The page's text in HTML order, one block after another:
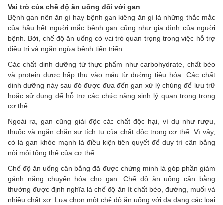
Vai trò của chế độ ăn uống đối với gan
Bệnh gan nên ăn gì hay bệnh gan kiêng ăn gì là những thắc mắc
của hầu hết người mắc bệnh gan cũng như gia đình của người
bệnh. Bởi, chế độ ăn uống có vai trò quan trọng trong việc hỗ trợ
điều trị và ngăn ngừa bệnh tiến triển.
Các chất dinh dưỡng từ thực phẩm như carbohydrate, chất béo
và protein được hấp thụ vào máu từ đường tiêu hóa. Các chất
dinh dưỡng này sau đó được đưa đến gan xử lý chúng để lưu trữ
hoặc sử dụng để hỗ trợ các chức năng sinh lý quan trọng trong
cơ thể.
Ngoài ra, gan cũng giải độc các chất độc hại, ví dụ như rượu,
thuốc và ngăn chặn sự tích tụ của chất độc trong cơ thể. Vì vậy,
có lá gan khỏe mạnh là điều kiện tiên quyết để duy trì cân bằng
nội môi tổng thể của cơ thể.
Chế độ ăn uống cân bằng đã được chứng minh là góp phần giảm
gánh nặng chuyến hóa cho gan. Chế độ ăn uống cân bằng
thường được định nghĩa là chế độ ăn ít chất béo, đường, muối và
nhiều chất xơ. Lựa chọn một chế độ ăn uống với đa dạng các loại